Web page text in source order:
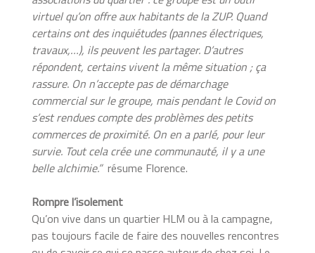
virtuel qu’on offre aux habitants de la ZUP. Quand
certains ont des inquiétudes (pannes électriques,
travaux,…), ils peuvent les partager. D’autres
répondent, certains vivent la même situation ; ça
rassure. On n’accepte pas de démarchage
commercial sur le groupe, mais pendant le Covid on
s’est rendues compte des problèmes des petits
commerces de proximité. On en a parlé, pour leur
survie. Tout cela crée une communauté, il y a une
belle alchimie.” résume Florence.
Rompre l’isolement
Qu’on vive dans un quartier HLM ou à la campagne,
pas toujours facile de faire des nouvelles rencontres